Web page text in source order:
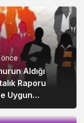
önce
Aldığı
Raporu
Uygun
önce
Yapılan
Ek